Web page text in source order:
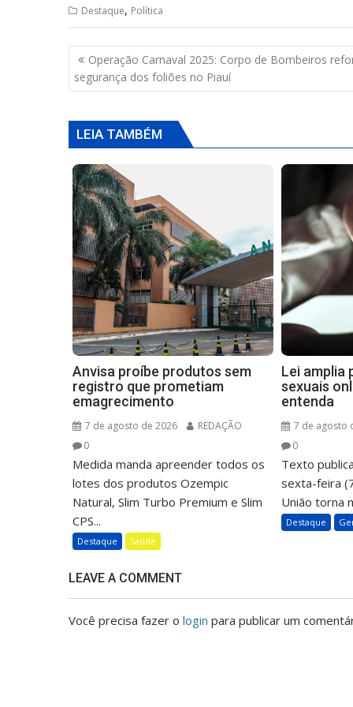
at
s
A
p
p
e
b
o
o
k
re
a
d
s
ai
l
ar
e
Destaque, Política
Navegação
de
Post
Operação Carnaval 2025: Corpo de Bombeiros
segurança dos foliões no Piauí
LEIA TAMBÉM
Anvisa proíbe produtos sem
registro que prometiam
emagrecimento
7 de agosto de 2026
REDAÇÃO
0
Medida manda apreender todos os
lotes dos produtos Ozempic
Natural, Slim Turbo Premium e Slim
CPS...
Destaque Saúde
Lei amplia
sexuais
entenda
7 de agosto
0
Texto
sexta-feira
União torna
Destaque
LEAVE A COMMENT
Você precisa fazer o login para publicar um